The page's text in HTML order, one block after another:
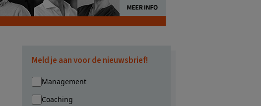
Meld je aan voor de nieuwsbrief!
Management
Coaching